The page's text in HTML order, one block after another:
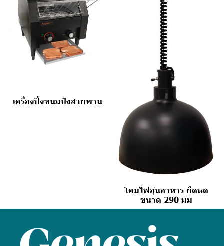
เครื่องปิ้งขนมปังสายพาน
โคมไฟอุ่นอาหาร ยืดหด
ขนาด 290 มม